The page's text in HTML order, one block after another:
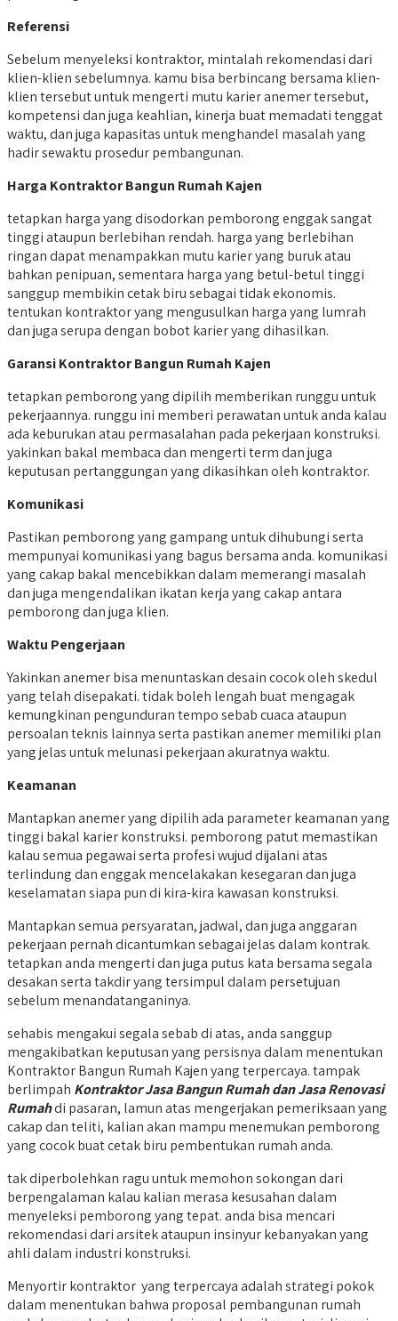
Referensi
Sebelum menyeleksi kontraktor, mintalah rekomendasi dari
klien-klien sebelumnya. kamu bisa berbincang bersama klien-
klien tersebut untuk mengerti mutu karier anemer tersebut,
kompetensi dan juga keahlian, kinerja buat memadati tenggat
waktu, dan juga kapasitas untuk menghandel masalah yang
hadir sewaktu prosedur pembangunan.
Harga Kontraktor Bangun Rumah Kajen
tetapkan harga yang disodorkan pemborong enggak sangat
tinggi ataupun berlebihan rendah. harga yang berlebihan
ringan dapat menampakkan mutu karier yang buruk atau
bahkan penipuan, sementara harga yang betul-betul tinggi
sanggup membikin cetak biru sebagai tidak ekonomis.
tentukan kontraktor yang mengusulkan harga yang lumrah
dan juga serupa dengan bobot karier yang dihasilkan.
Garansi Kontraktor Bangun Rumah Kajen
tetapkan pemborong yang dipilih memberikan runggu untuk
pekerjaannya. runggu ini memberi perawatan untuk anda kalau
ada keburukan atau permasalahan pada pekerjaan konstruksi.
yakinkan bakal membaca dan mengerti term dan juga
keputusan pertanggungan yang dikasihkan oleh kontraktor.
Komunikasi
Pastikan pemborong yang gampang untuk dihubungi serta
mempunyai komunikasi yang bagus bersama anda. komunikasi
yang cakap bakal mencebikkan dalam memerangi masalah
dan juga mengendalikan ikatan kerja yang cakap antara
pemborong dan juga klien.
Waktu Pengerjaan
Yakinkan anemer bisa menuntaskan desain cocok oleh skedul
yang telah disepakati. tidak boleh lengah buat mengagak
kemungkinan pengunduran tempo sebab cuaca ataupun
persoalan teknis lainnya serta pastikan anemer memiliki plan
yang jelas untuk melunasi pekerjaan akuratnya waktu.
Keamanan
Mantapkan anemer yang dipilih ada parameter keamanan yang
tinggi bakal karier konstruksi. pemborong patut memastikan
kalau semua pegawai serta profesi wujud dijalani atas
terlindung dan enggak mencelakakan kesegaran dan juga
keselamatan siapa pun di kira-kira kawasan konstruksi.
Mantapkan semua persyaratan, jadwal, dan juga anggaran
pekerjaan pernah dicantumkan sebagai jelas dalam kontrak.
tetapkan anda mengerti dan juga putus kata bersama segala
desakan serta takdir yang tersimpul dalam persetujuan
sebelum menandatanganinya.
sehabis mengakui segala sebab di atas, anda sanggup
mengakibatkan keputusan yang persisnya dalam menentukan
Kontraktor Bangun Rumah Kajen yang terpercaya. tampak
berlimpah Kontraktor Jasa Bangun Rumah dan Jasa Renovasi
Rumahdi pasaran, lamun atas mengerjakan pemeriksaan yang
cakap dan teliti, kalian akan mampu menemukan pemborong
yang cocok buat cetak biru pembentukan rumah anda.
tak diperbolehkan ragu untuk memohon sokongan dari
berpengalaman kalau kalian merasa kesusahan dalam
menyeleksi pemborong yang tepat. anda bisa mencari
rekomendasi dari arsitek ataupun insinyur kebanyakan yang
ahli dalam industri konstruksi.
Menyortir kontraktor yang terpercaya adalah strategi pokok
dalam menentukan bahwa proposal pembangunan rumah